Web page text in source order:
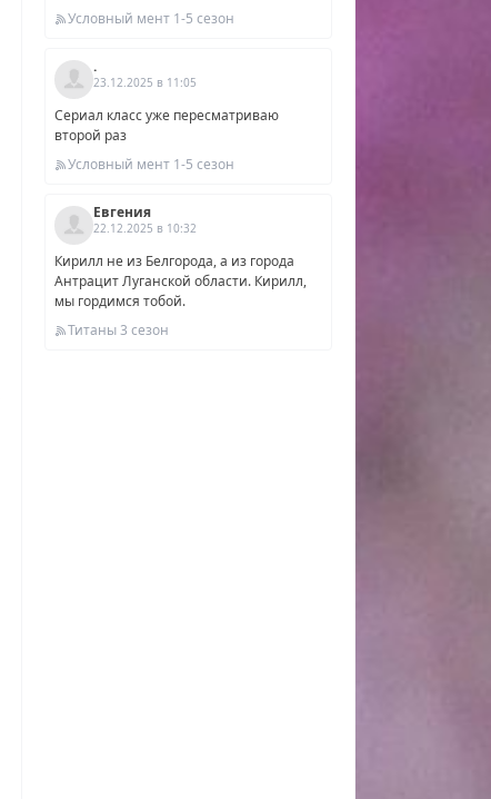
Условный мент 1-5 сезон
.
23.12.2025 в 11:05
Сериал класс уже пересматриваю
второй раз
Условный мент 1-5 сезон
Евгения
22.12.2025 в 10:32
Кирилл не из Белгорода, а из города
Антрацит Луганской области. Кирилл,
мы гордимся тобой.
Титаны 3 сезон